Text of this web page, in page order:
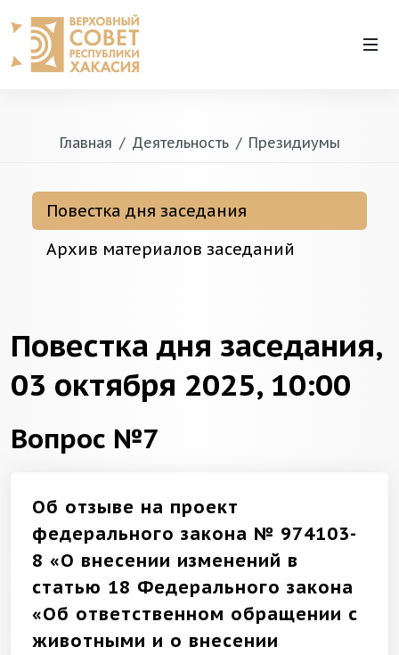
Главная Деятельность Президиумы
Повестка дня заседания
Архив материалов заседаний
Повестка дня заседания,
03 октября 2025, 10:00
Вопрос №7
Об отзыве на проект
федерального закона № 974103-
8 «О внесении изменений в
статью 18 Федерального закона
«Об ответственном обращении с
животными и о внесении